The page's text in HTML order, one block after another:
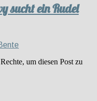
sucht ein Rudel
um diesen Post zu